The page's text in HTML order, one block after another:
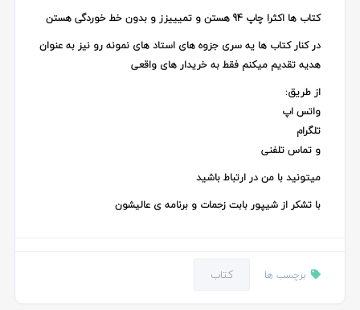
کتاب ها اکثرا چاپ 94 هستن و تمیییزز و بدون خط خوردگی هستن
در کنار کتاب ها یه سری جزوه های استاد های نمونه رو نیز به عنوان
هدیه تقدیم میکنم فقط به خریدار های واقعی
از طریق:
واتس اپ
تلگرام
و تماس تلفنی
میتونید با من در ارتباط باشید
با تشکر از شیپور بابت زحمات و برنامه ی عالیشون
برچسب ها کتاب